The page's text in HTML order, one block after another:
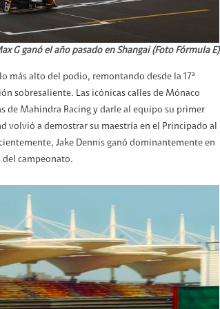
G ganó el año pasado en Shangai (Foto Fórmula E)
más alto del podio, remontando desde la 17ª
sobresaliente. Las icónicas calles de Mónaco
de Mahindra Racing y darle al equipo su primer
volvió a demostrar su maestría en el Principado al
Jake Dennis ganó dominantemente en
del campeonato.